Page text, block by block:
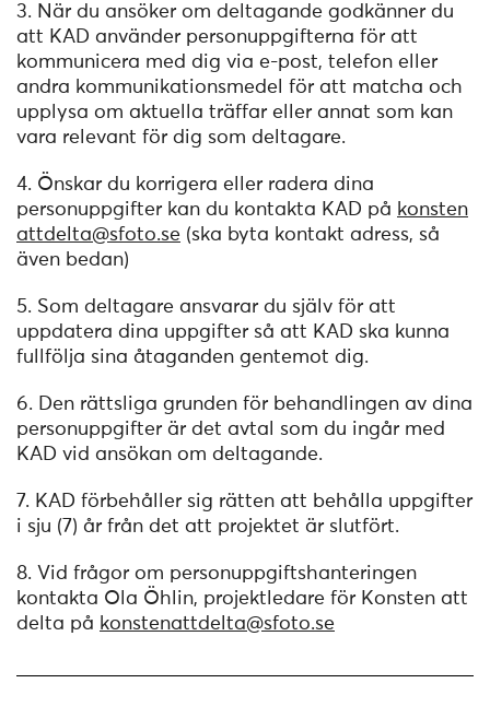
3. När du ansöker om deltagande godkänner du
att KAD använder personuppgifterna för att
kommunicera med dig via e-post, telefon eller
andra kommunikationsmedel för att matcha och
upplysa om aktuella träffar eller annat som kan
vara relevant för dig som deltagare.
4. Önskar du korrigera eller radera dina
personuppgifter kan du kontakta KAD på konsten
attdelta@sfoto.se (ska byta kontakt adress, så
även bedan)
5. Som deltagare ansvarar du själv för att
uppdatera dina uppgifter så att KAD ska kunna
fullfölja sina åtaganden gentemot dig.
6. Den rättsliga grunden för behandlingen av dina
personuppgifter är det avtal som du ingår med
KAD vid ansökan om deltagande.
7. KAD förbehåller sig rätten att behålla uppgifter
i sju (7) år från det att projektet är slutfört.
8. Vid frågor om personuppgiftshanteringen
kontakta Ola Öhlin, projektledare för Konsten att
delta på konstenattdelta@sfoto.se